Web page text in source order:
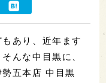
あり、近年ます
んな中目黒に、
五本店 中目黒